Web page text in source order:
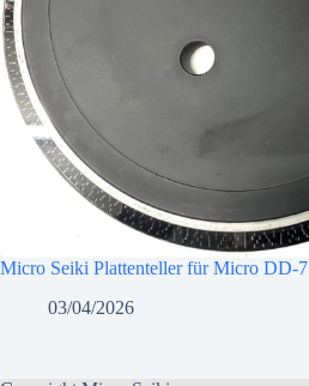
Micro Seiki Plattenteller für Micro DD-7
03/04/2026